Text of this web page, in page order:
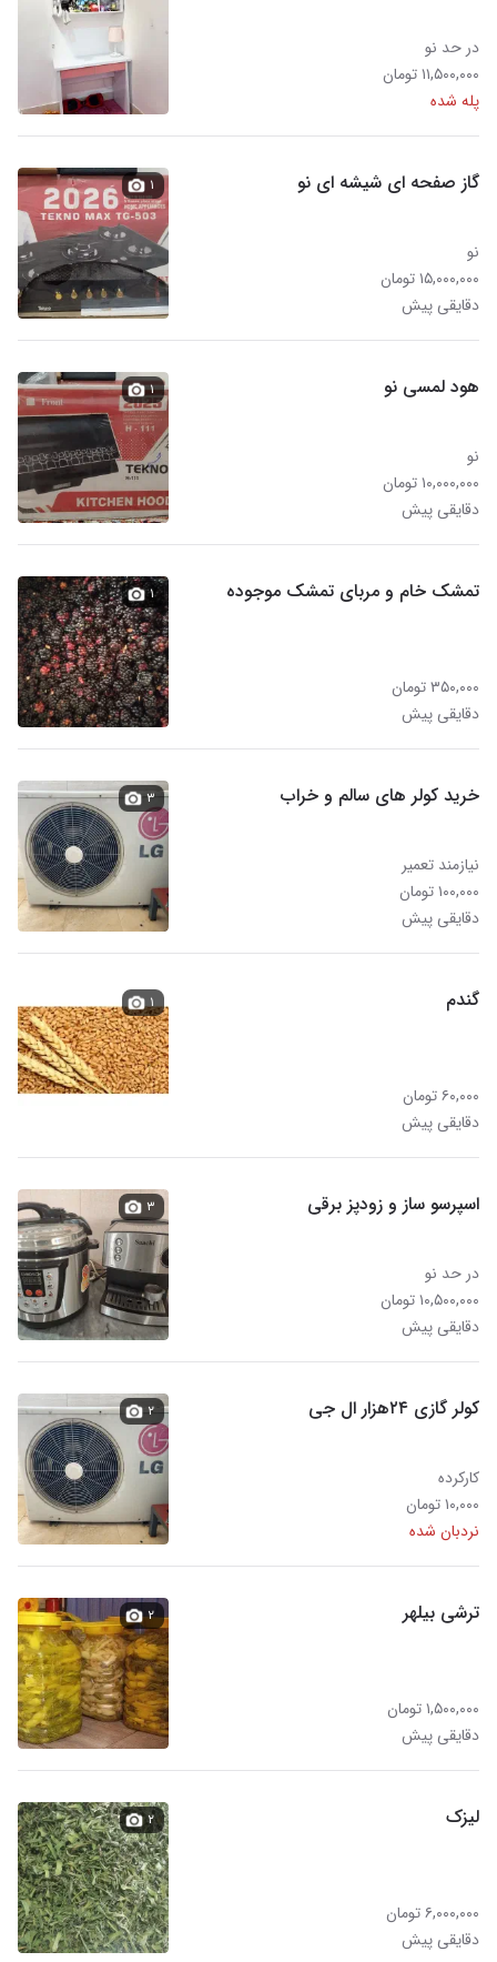
در حد نو
۱۱,۵۰۰,۰۰۰ تومان
پله شده
گاز صفحه ای شیشه ای نو
نو
۱۵,۰۰۰,۰۰۰ تومان
دقایقی پیش
۱
هود لمسی نو
نو
۱۰,۰۰۰,۰۰۰ تومان
دقایقی پیش
۱
تمشک خام و مربای تمشک موجوده
۳۵۰,۰۰۰ تومان
دقایقی پیش
۱
خرید کولر های سالم و خراب
نیازمند تعمیر
۱۰۰,۰۰۰ تومان
دقایقی پیش
۳
گندم
۶۰,۰۰۰ تومان
دقایقی پیش
۱
اسپرسو ساز و زودپز برقی
در حد نو
۱۰,۵۰۰,۰۰۰ تومان
دقایقی پیش
۳
کولر گازی ۲۴هزار ال جی
کارکرده
۱۰,۰۰۰ تومان
نردبان شده
۲
ترشی بیلهر
۱,۵۰۰,۰۰۰ تومان
دقایقی پیش
۲
لیزک
۶,۰۰۰,۰۰۰ تومان
دقایقی پیش
۲